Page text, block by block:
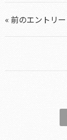
« 前のエントリー